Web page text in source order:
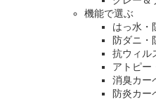
機能で選ぶ
はっ水・
防ダニ・
抗ウィル
アトピー
消臭カー
防炎カー